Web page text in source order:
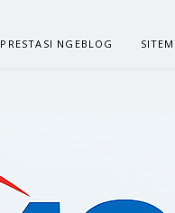
PRESTASI NGEBLOG